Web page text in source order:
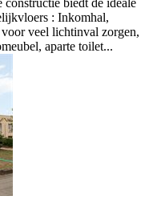
biedt de ideale
: Inkomhal,
veel lichtinval zorgen,
aparte toilet...